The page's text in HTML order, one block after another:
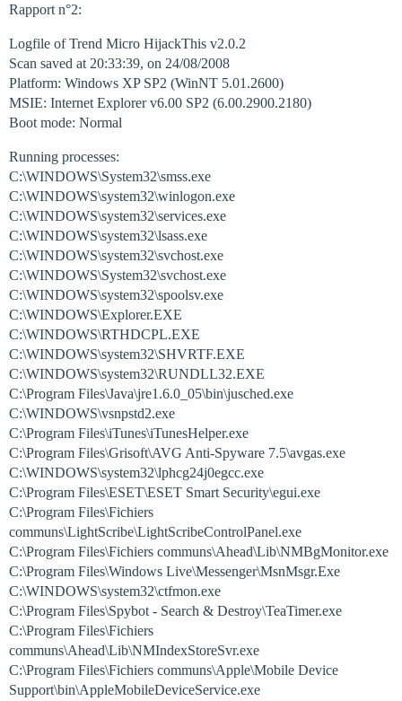
Rapport n°2:
Logfile of Trend Micro HijackThis v2.0.2
Scan saved at 20:33:39, on 24/08/2008
Platform: Windows XP SP2 (WinNT 5.01.2600)
MSIE: Internet Explorer v6.00 SP2 (6.00.2900.2180)
Boot mode: Normal
Running processes:
C:\WINDOWS\System32\smss.exe
C:\WINDOWS\system32\winlogon.exe
C:\WINDOWS\system32\services.exe
C:\WINDOWS\system32\lsass.exe
C:\WINDOWS\system32\svchost.exe
C:\WINDOWS\System32\svchost.exe
C:\WINDOWS\system32\spoolsv.exe
C:\WINDOWS\Explorer.EXE
C:\WINDOWS\RTHDCPL.EXE
C:\WINDOWS\system32\SHVRTF.EXE
C:\WINDOWS\system32\RUNDLL32.EXE
C:\Program Files\Java\jre1.6.0_05\bin\jusched.exe
C:\WINDOWS\vsnpstd2.exe
C:\Program Files\iTunes\iTunesHelper.exe
C:\Program Files\Grisoft\AVG Anti-Spyware 7.5\avgas.exe
C:\WINDOWS\system32\lphcg24j0egcc.exe
C:\Program Files\ESET\ESET Smart Security\egui.exe
C:\Program Files\Fichiers
communs\LightScribe\LightScribeControlPanel.exe
C:\Program Files\Fichiers communs\Ahead\Lib\NMBgMonitor.exe
C:\Program Files\Windows Live\Messenger\MsnMsgr.Exe
C:\WINDOWS\system32\ctfmon.exe
C:\Program Files\Spybot - Search & Destroy\TeaTimer.exe
C:\Program Files\Fichiers
communs\Ahead\Lib\NMIndexStoreSvr.exe
C:\Program Files\Fichiers communs\Apple\Mobile Device
Support\bin\AppleMobileDeviceService.exe